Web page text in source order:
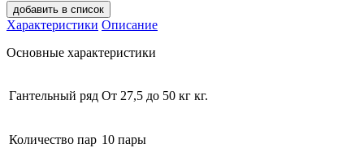
добавить в список
Характеристики Описание
Основные характеристики
Гантельный ряд От 27,5 до 50 кг кг.
Количество пар 10 пары